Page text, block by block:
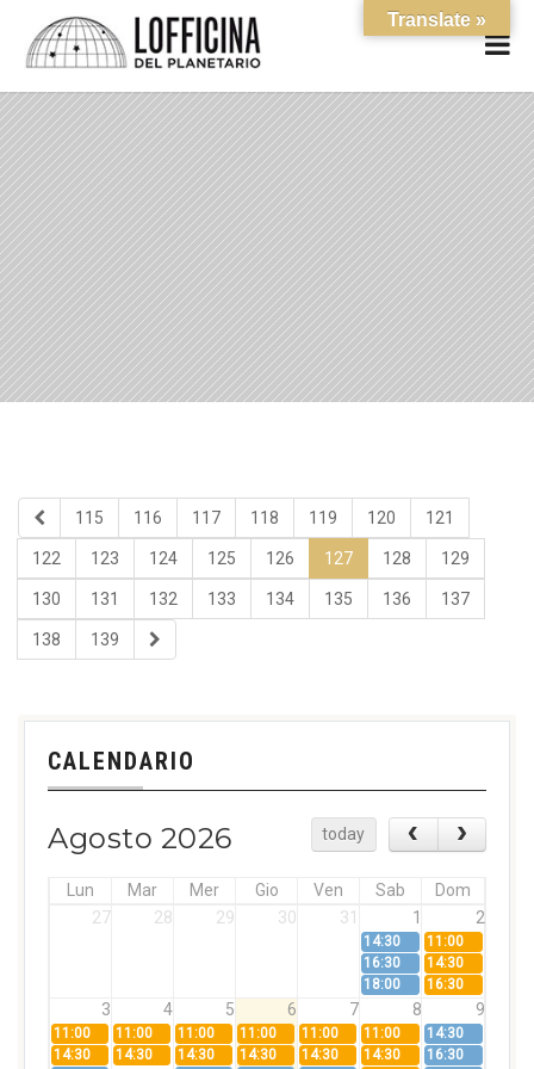
115 116 117 118 119 120 121
122 123 124 125 126 127 128 129
130 131 132 133 134 135 136 137
138 139
CALENDARIO
Agosto 2026 today
Lun Mar Mer Gio Ven Sab
Dom
27
28 29 30 31 1 2
14:30
11:00
16:30
14:30
18:00
16:30
3 4 5 6 7 8 9
11:00 11:00 11:00 11:00 11:00 11:00
14:30
14:30
14:30 14:30 14:30 14:30 14:30
16:30
Translate »